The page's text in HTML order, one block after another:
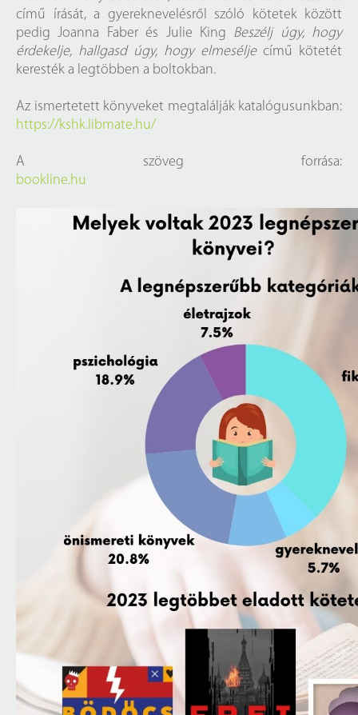
című írását, a gyereknevelésről szóló kötetek között
pedig Joanna Faber és Julie King Beszélj úgy, hogy
érdekelje, hallgasd úgy, hogy elmeséljecímű kötetét
keresték a legtöbben a boltokban.
Az ismertetett könyveket megtalálják katalógusunkban:
https://kshk.libmate.hu/
A szöveg forrása:
bookline.hu